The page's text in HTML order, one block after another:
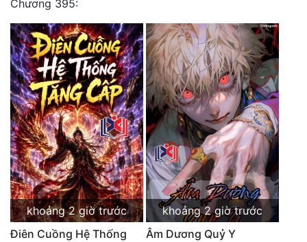
Chương 395:
khoảng 2 giờ trước
Điên Cuồng Hệ Thống
khoảng 2 giờ trước
Âm Dương Quỷ Y